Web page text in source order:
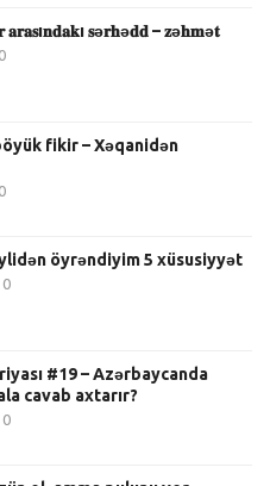
𝐚𝐫𝐚𝐬ı𝐧𝐝𝐚𝐤ı 𝐬ə𝐫𝐡ə𝐝𝐝 – 𝐳ə𝐡𝐦ə𝐭
0
fikir – Xəqanidən
0
öyrəndiyim 5 xüsusiyyət
0
#19 – Azərbaycanda
cavab axtarır?
0